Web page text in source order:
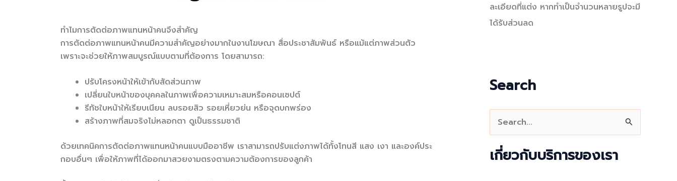
ทำไมการตัดต่อภาพแทนหน้าคนจึงสำคัญ
การตัดต่อภาพแทนหน้าคนมีความสำคัญอย่างมากในงานโฆษณา สื่อประชาสัมพันธ์ หรือแม้แต่ภาพส่วนตัว
เพราะจะช่วยให้ภาพสมบูรณ์แบบตามที่ต้องการ โดยสามารถ:
ปรับโครงหน้าให้เข้ากับสัดส่วนภาพ
เปลี่ยนใบหน้าของบุคคลในภาพเพื่อความเหมาะสมหรือคอนเซปต์
รีทัชใบหน้าให้เรียบเนียน ลบรอยสิว รอยเหี่ยวย่น หรือจุดบกพร่อง
สร้างภาพที่สมจริงไม่หลอกตา ดูเป็นธรรมชาติ
ด้วยเทคนิคการตัดต่อภาพแทนหน้าคนแบบมืออาชีพ เราสามารถปรับแต่งภาพได้ทั้งโทนสี แสง เงา และองค์ประ
กอบอื่นๆ เพื่อให้ภาพที่ได้ออกมาสวยงามตรงตามความต้องการของลูกค้า
ละเอียดที่แต่ง หากทำเป็นจำนวนหลายรูปจะมี
ได้รับส่วนลด
Search
e
aเกี่ยวกับบริการของเรา